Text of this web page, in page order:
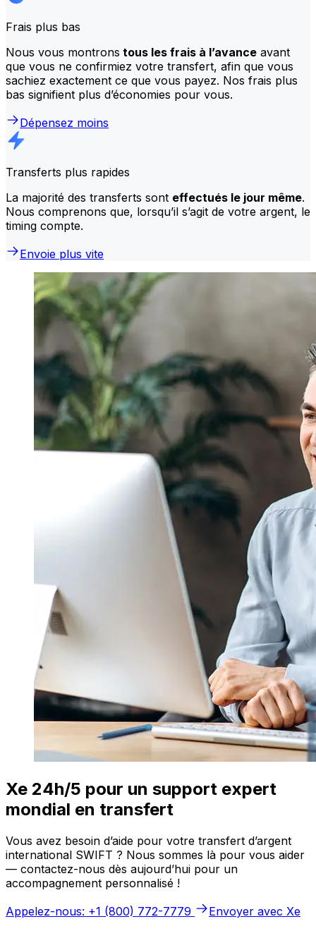
Frais plus bas
Nous vous montrons tous les frais à l’avance avant
que vous ne confirmiez votre transfert, afin que vous
sachiez exactement ce que vous payez. Nos frais plus
bas signifient plus d’économies pour vous.
Dépensez moins
Transferts plus rapides
La majorité des transferts sont effectués le jour même.
Nous comprenons que, lorsqu’il s’agit de votre argent, le
timing compte.
Envoie plus vite
Xe 24h/5 pour un support expert
mondial en transfert
Vous avez besoin d’aide pour votre transfert d’argent
international SWIFT ? Nous sommes là pour vous aider
— contactez-nous dès aujourd’hui pour un
accompagnement personnalisé !
Appelez-nous: +1 (800) 772-7779
Envoyer avec Xe